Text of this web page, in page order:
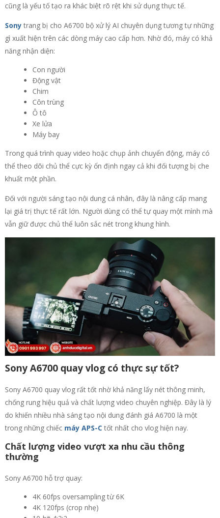
cũng là yếu tố tạo ra khác biệt rõ rệt khi sử dụng thực tế.
Sonytrang bị cho A6700 bộ xử lý AI chuyên dụng tương tự những
gì xuất hiện trên các dòng máy cao cấp hơn. Nhờ đó, máy có khả
năng nhận diện:
Con người
Động vật
Chim
Côn trùng
Ô tô
Xe lửa
Máy bay
Trong quá trình quay video hoặc chụp ảnh chuyển động, máy có
thể theo dõi chủ thể cực kỳ ổn định ngay cả khi đối tượng bị che
khuất một phần.
Đối với người sáng tạo nội dung cá nhân, đây là nâng cấp mang
lại giá trị thực tế rất lớn. Người dùng có thể tự quay một mình mà
vẫn giữ được chủ thể luôn sắc nét trong khung hình.
Sony A6700 quay vlog có thực sự tốt?
Sony A6700 quay vlog rất tốt nhờ khả năng lấy nét thông minh,
chống rung hiệu quả và chất lượng video chuyên nghiệp. Đây là lý
do khiến nhiều nhà sáng tạo nội dung đánh giá A6700 là một
trong những chiếc máy APS-Ctốt nhất cho vlog hiện nay.
Chất lượng video vượt xa nhu cầu thông
thường
Sony A6700 hỗ trợ quay:
4K 60fps oversampling từ 6K
4K 120fps (crop nhẹ)